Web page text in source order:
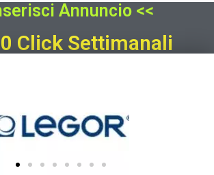
Annuncio <<
Click Settimanali